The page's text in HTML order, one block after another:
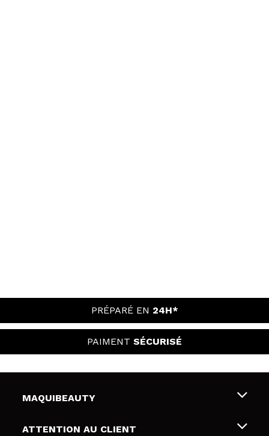
PRÉPARÉ EN 24H*
PAIMENT SÉCURISÉ
MAQUIBEAUTY
Qui sommes nous
ATTENTION AU CLIENT